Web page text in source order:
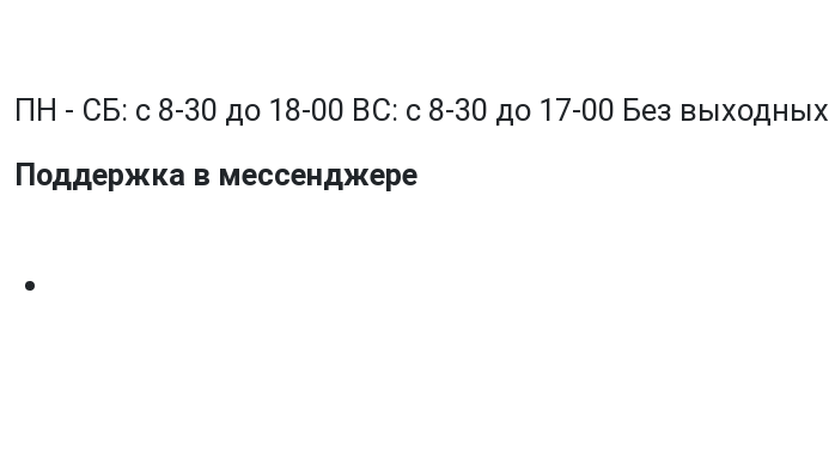
ПН - СБ: с 8-30 до 18-00 ВС: с 8-30 до 17-00 Без выходных
Поддержка в мессенджере